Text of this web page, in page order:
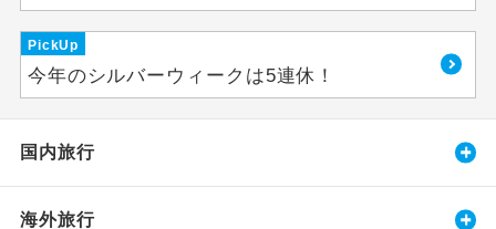
PickUp
今年のシルバーウィークは5連休！
国内旅行
海外旅行